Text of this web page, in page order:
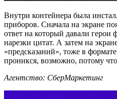
Внутри контейнера была
приборов. Сначала на экране
ответ на который давали герои
нарезки цитат. А затем на
«предсказаний», тоже в
проникся, возможно, потому
Агентство: СберМаркетинг